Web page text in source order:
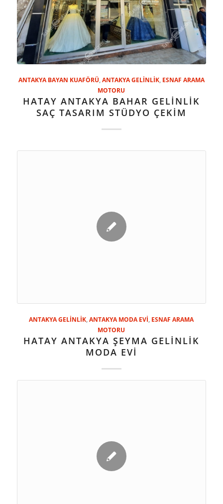
ANTAKYA BAYAN KUAFÖRÜ,ANTAKYA GELİNLİK, ESNAF ARAMA
MOTORU
HATAY ANTAKYA BAHAR GELİNLİK
SAÇ TASARIM STÜDYO ÇEKİM
ANTAKYA GELİNLİK,ANTAKYA MODA EVİ, ESNAF ARAMA
MOTORU
HATAY ANTAKYA ŞEYMA GELİNLİK
MODA EVİ